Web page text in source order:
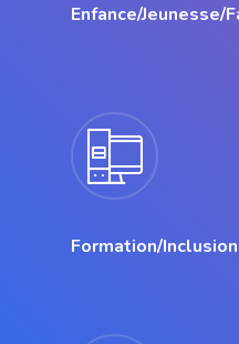
Enfance/Jeunesse/
Formation/